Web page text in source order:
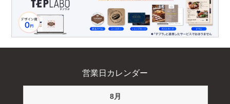
営業日カレンダー
8月